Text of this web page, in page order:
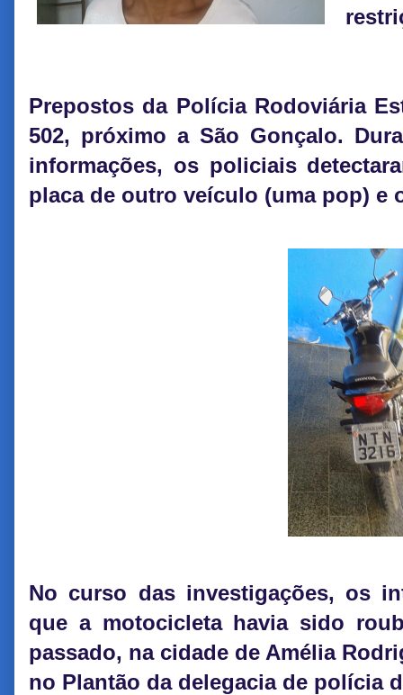
Prepostos da Polícia Rodoviária
502, próximo a São Gonçalo.
informações, os policiais
placa de outro veículo (uma pop) e
No curso das investigações, os
que a motocicleta havia sido
passado, na cidade de Amélia
no Plantão da delegacia de polícia